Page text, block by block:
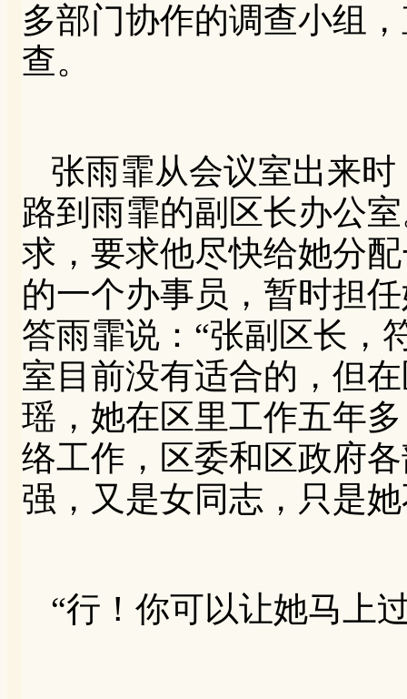
多部门协作的调查小组
查。
张雨霏从会议室出来
路到雨霏的副区长办公
求，要求他尽快给她分
的一个办事员，暂时担
答雨霏说：“张副区长，
室目前没有适合的，但
瑶，她在区里工作五年
络工作，区委和区政府
强，又是女同志，只是
“行！你可以让她马上